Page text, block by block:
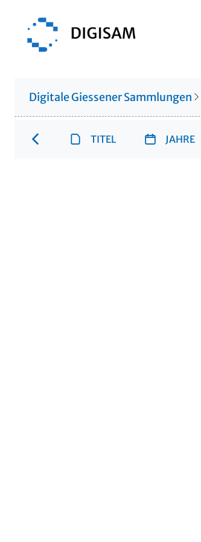
Digitale Giessener Sammlungen
TITEL JAHRE